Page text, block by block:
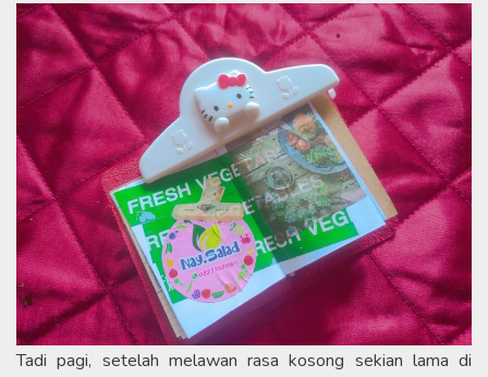
Tadi pagi, setelah melawan rasa kosong sekian lama di